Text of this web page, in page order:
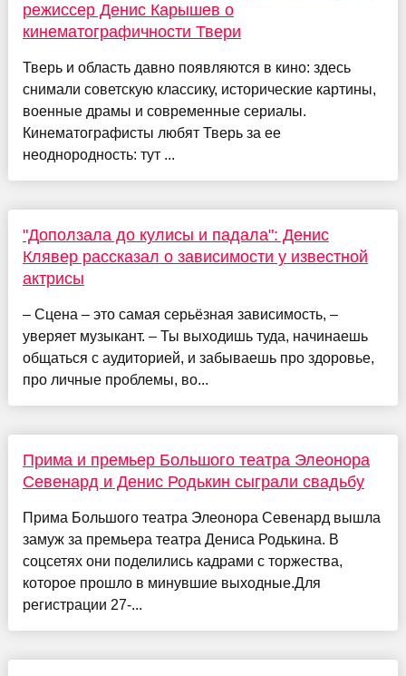
режиссер Денис Карышев о
кинематографичности Твери
Тверь и область давно появляются в кино: здесь
снимали советскую классику, исторические картины,
военные драмы и современные сериалы.
Кинематографисты любят Тверь за ее
неоднородность: тут ...
"Доползала до кулисы и падала": Денис
Клявер рассказал о зависимости у известной
актрисы
– Сцена – это самая серьёзная зависимость, –
уверяет музыкант. – Ты выходишь туда, начинаешь
общаться с аудиторией, и забываешь про здоровье,
про личные проблемы, во...
Прима и премьер Большого театра Элеонора
Севенард и Денис Родькин сыграли свадьбу
Прима Большого театра Элеонора Севенард вышла
замуж за премьера театра Дениса Родькина. В
соцсетях они поделились кадрами с торжества,
которое прошло в минувшие выходные.Для
регистрации 27-...